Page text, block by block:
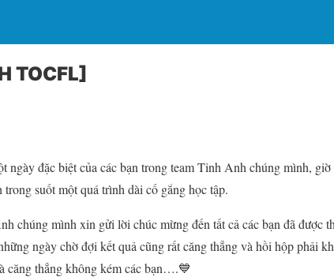
TOCFL]
ngày đặc biệt của các bạn trong team Tinh Anh chúng mình,
suốt một quá trình dài cố gắng học tập.
chúng mình xin gửi lời chúc mừng đến tất cả các bạn đã được
ngày chờ đợi kết quả cũng rất căng thẳng và hồi hộp phải
thẳng không kém các bạn….💙